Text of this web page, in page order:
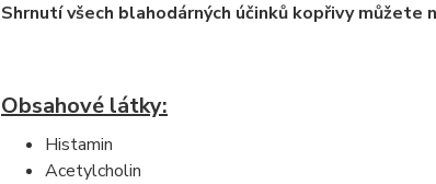
Shrnutí všech blahodárných účinků kopřivy
Obsahové látky:
Histamin
Acetylcholin